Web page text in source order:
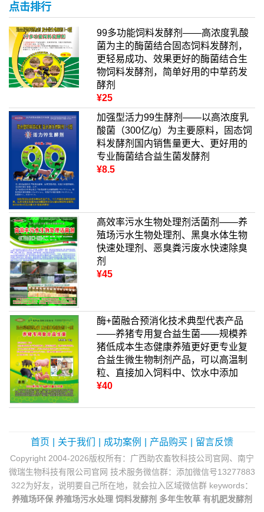
点击排行
99多功能饲料发酵剂——高浓度乳酸
菌为主的酶菌结合固态饲料发酵剂，
更轻易成功、效果更好的酶菌结合生
物饲料发酵剂，简单好用的中草药发
酵剂
¥25
加强型活力99生酵剂——以高浓度乳
酸菌（300亿/g）为主要原料，固态饲
料发酵剂国内销售量更大、更好用的
专业酶菌结合益生菌发酵剂
¥8.5
高效率污水生物处理剂活菌剂——养
殖场污水生物处理剂、黑臭水体生物
快速处理剂、恶臭粪污废水快速除臭
剂
¥45
酶+菌融合预消化技术典型代表产品
——养猪专用复合益生菌——规模养
猪低成本生态健康养殖更好更专业复
合益生微生物制剂产品，可以高温制
粒、直接加入饲料中、饮水中添加
¥40
首页 关于我们 成功案例 产品购买 留言反馈
Copyright 2004-2026版权所有：广西助农畜牧科技公司官网、南宁
微瑞生物科技有限公司官网 技术服务微信群：添加微信号13277883
322为好友，说明要自己所在地，就会拉入区域微信群 keywords：
养殖场环保 养殖场污水处理 饲料发酵剂 多年生牧草 有机肥发酵剂